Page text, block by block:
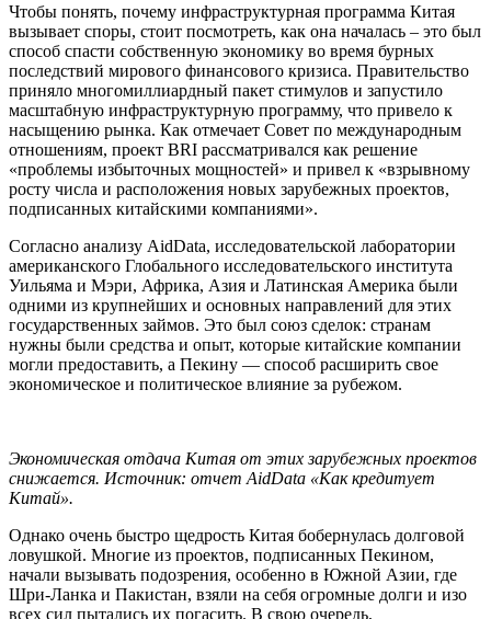
Чтобы понять, почему инфраструктурная программа Китая
вызывает споры, стоит посмотреть, как она началась – это был
способ спасти собственную экономику во время бурных
последствий мирового финансового кризиса. Правительство
приняло многомиллиардный пакет стимулов и запустило
масштабную инфраструктурную программу, что привело к
насыщению рынка. Как отмечает Совет по международным
отношениям, проект BRI рассматривался как решение
«проблемы избыточных мощностей» и привел к «взрывному
росту числа и расположения новых зарубежных проектов,
подписанных китайскими компаниями».
Согласно анализу AidData, исследовательской лаборатории
американского Глобального исследовательского института
Уильяма и Мэри, Африка, Азия и Латинская Америка были
одними из крупнейших и основных направлений для этих
государственных займов. Это был союз сделок: странам
нужны были средства и опыт, которые китайские компании
могли предоставить, а Пекину — способ расширить свое
экономическое и политическое влияние за рубежом.
Экономическая отдача Китая от этих зарубежных проектов
снижается. Источник: отчет AidData «Как кредитует
Китай».
Однако очень быстро щедрость Китая бобернулась долговой
ловушкой. Многие из проектов, подписанных Пекином,
начали вызывать подозрения, особенно в Южной Азии, где
Шри-Ланка и Пакистан, взяли на себя огромные долги и изо
всех сил пытались их погасить. В свою очередь,